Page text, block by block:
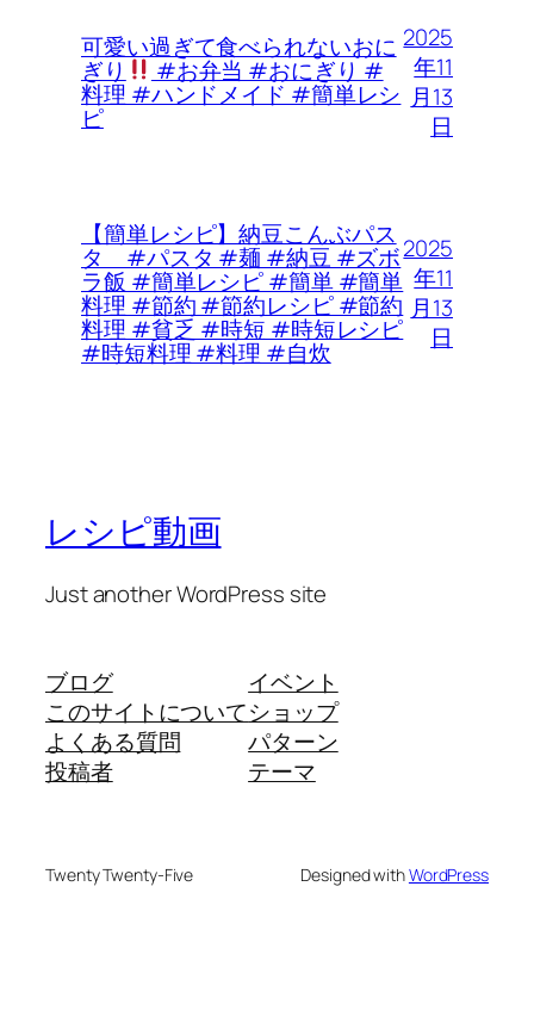
可愛い過ぎて食べられないおに
ぎり #お弁当 #おにぎり #
料理 #ハンドメイド #簡単レシ
ピ
2025
年11
月13
日
【簡単レシピ】納豆こんぶパス
タ #パスタ #麺 #納豆 #ズボ
ラ飯 #簡単レシピ #簡単 #簡単
料理 #節約 #節約レシピ #節約
料理 #貧乏 #時短 #時短レシピ
#時短料理 #料理 #自炊
2025
年11
月13
日
レシピ動画
Just another WordPress site
ブログ
このサイトについて
よくある質問
投稿者
イベント
ショップ
パターン
テーマ
Twenty Twenty-Five Designed withWordPress